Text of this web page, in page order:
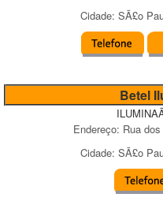
Cidade: SÃ£o
Betel
Endereço: Rua
Cidade: SÃ£o